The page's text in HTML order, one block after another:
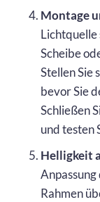
Montage
Lichtquelle
Scheibe
Stellen Sie
bevor Sie
Schließen
und testen
Helligkeit
Rahmen